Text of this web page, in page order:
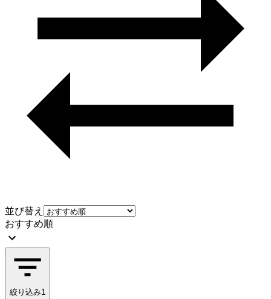
並び替え
おすすめ順
絞り込み1